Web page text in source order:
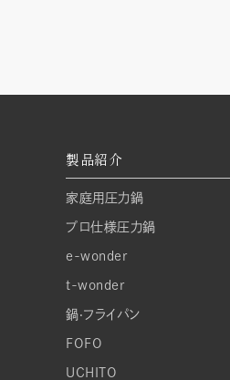
製品紹介
家庭⽤圧⼒鍋
プロ仕様圧⼒鍋
e-wonder
t-wonder
鍋‧フライパン
FOFO
UCHITO